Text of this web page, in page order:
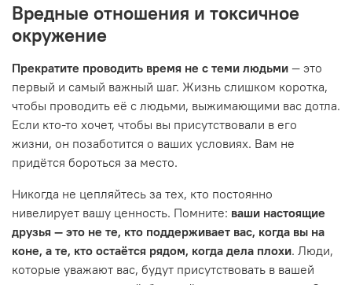
Вредные отношения и токсичное
окружение
Прекратите проводить время не с теми людьми — это
первый и самый важный шаг. Жизнь слишком коротка,
чтобы проводить её с людьми, выжимающими вас дотла.
Если кто-то хочет, чтобы вы присутствовали в его
жизни, он позаботится о ваших условиях. Вам не
придётся бороться за место.
Никогда не цепляйтесь за тех, кто постоянно
нивелирует вашу ценность. Помните: ваши настоящие
друзья — это не те, кто поддерживает вас, когда вы на
коне, а те, кто остаётся рядом, когда дела плохи. Люди,
которые уважают вас, будут присутствовать в вашей